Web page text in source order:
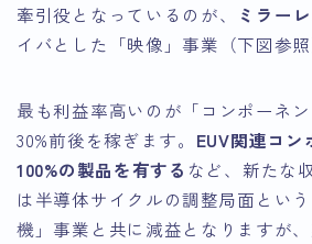
牽引役となっているのが、
ミラー
イバとした「映像」事業（下図参照
最も利益率高いのが「コンポーネ
30%前後を稼ぎます。 EUV関連コ
100%の製品を有する など、新たな
は半導体サイクルの調整局面とい
機」事業と共に減益となりますが